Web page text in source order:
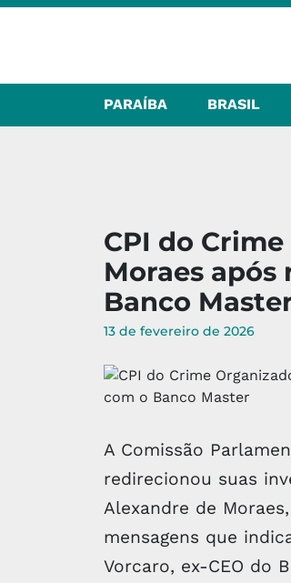
PARAÍBA BRASIL
CPI do
Moraes após
Banco
13 de fevereiro de 2026
A Comissão
redirecionou suas
Alexandre de
mensagens que
Vorcaro, ex-CEO do